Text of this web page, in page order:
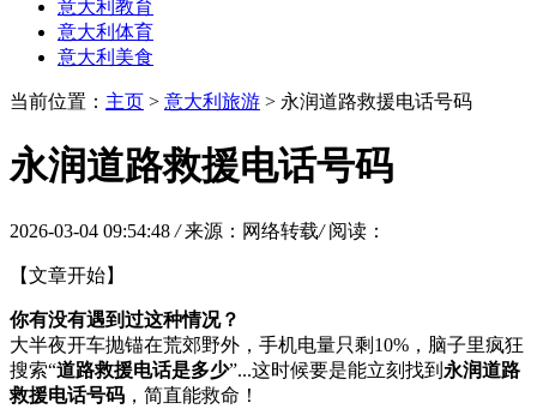
意大利教育
意大利体育
意大利美食
当前位置： 主页 > 意大利旅游 > 永润道路救援电话号码
永润道路救援电话号码
2026-03-04 09:54:48 / 来源：网络转载/ 阅读：
【文章开始】
你有没有遇到过这种情况？
大半夜开车抛锚在荒郊野外，手机电量只剩10%，脑子里疯狂
搜索“道路救援电话是多少”...这时候要是能立刻找到 永润道路
救援电话号码 ，简直能救命！